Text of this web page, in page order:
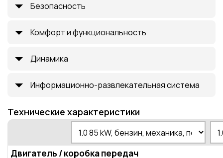
Безопасность
Комфорт и функциональность
Динамика
Информационно-развлекательная система
Технические характеристики